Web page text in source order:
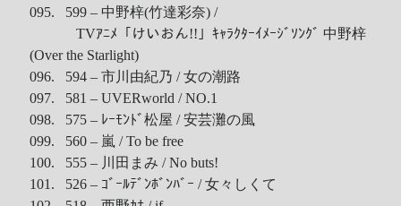
095. 599 – 中野梓(竹達彩奈) /
TVｱﾆﾒ「けいおん!!」ｷｬﾗｸﾀｰｲﾒｰｼﾞｿﾝｸﾞ 中野梓
(Over the Starlight)
096. 594 – 市川由紀乃 / 女の潮路
097. 581 – UVERworld / NO.1
098. 575 – ﾚｰﾓﾝﾄﾞ松屋 / 安芸灘の風
099. 560 – 嵐 / To be free
100. 555 – 川田まみ / No buts!
101. 526 – ｺﾞｰﾙﾃﾞﾝﾎﾞﾝﾊﾞｰ / 女々しくて